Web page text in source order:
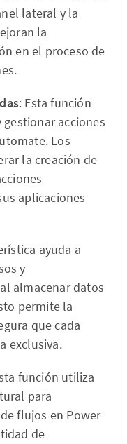
lateral y la
la
en el proceso de
: Esta función
acciones
Los
la creación de
aplicaciones
ayuda a
y
almacenar datos
permite la
que cada
exclusiva.
función utiliza
para
flujos en Power
de